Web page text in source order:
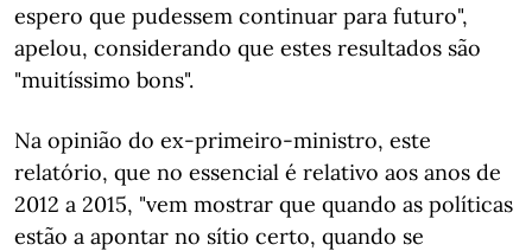
espero que pudessem continuar para futuro",
apelou, considerando que estes resultados são
"muitíssimo bons".
Na opinião do ex-primeiro-ministro, este
relatório, que no essencial é relativo aos anos de
2012 a 2015, "vem mostrar que quando as políticas
estão a apontar no sítio certo, quando se